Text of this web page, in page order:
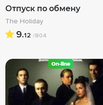
Отпуск по обмену
The Holiday
9.12 /804